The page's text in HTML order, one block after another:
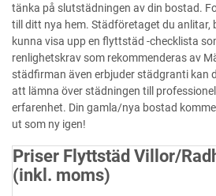
tänka på slutstädningen av din bostad.
till ditt nya hem. Städföretaget du anlitar,
kunna visa upp en flyttstäd -checklista
renlighetskrav som rekommenderas av
städfirman även erbjuder städgranti kan
att lämna över städningen till
erfarenhet. Din gamla/nya bostad
ut som ny igen!
Priser Flyttstäd Villor/
(inkl. moms)